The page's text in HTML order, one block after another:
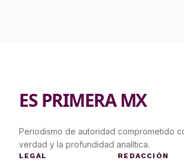
ES PRIMERA MX
Periodismo de autoridad comprometido
verdad y la profundidad analítica.
LEGAL REDACCIÓN